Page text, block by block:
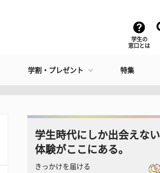
学生の
窓口とは
学割・プレゼント 特集
学生時代にしか出会えない
体験がここにある。
きっかけを届ける